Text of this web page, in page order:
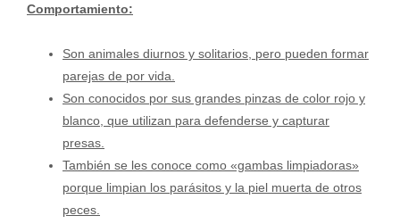
Comportamiento:
Son animales diurnos y solitarios, pero pueden formar
parejas de por vida.
Son conocidos por sus grandes pinzas de color rojo y
blanco, que utilizan para defenderse y capturar
presas.
También se les conoce como «gambas limpiadoras»
porque limpian los parásitos y la piel muerta de otros
peces.